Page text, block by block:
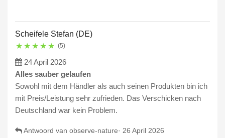
Scheifele Stefan (DE)
★ ★ ★ ★ ★ (5)
24 April 2026
Alles sauber gelaufen
Sowohl mit dem Händler als auch seinen Produkten bin ich
mit Preis/Leistung sehr zufrieden. Das Verschicken nach
Deutschland war kein Problem.
Antwoord van observe-nature· 26 April 2026